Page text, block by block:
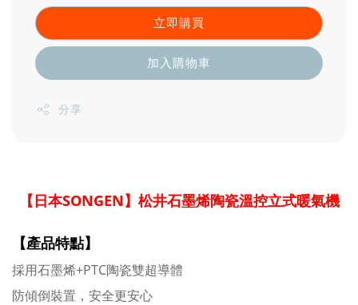
立即購買
加入購物車
分享
【日本SONGEN】松井石墨烯陶瓷溫控立式暖氣機
【產品特點】
採用石墨烯+PTC陶瓷雙超導體
防傾倒裝置，安全更安心